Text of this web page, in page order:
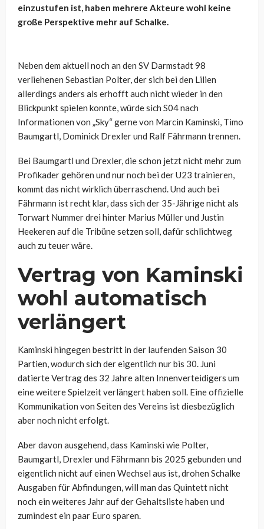
einzustufen ist, haben mehrere Akteure wohl keine
große Perspektive mehr auf Schalke.
Neben dem aktuell noch an den SV Darmstadt 98
verliehenen Sebastian Polter, der sich bei den Lilien
allerdings anders als erhofft auch nicht wieder in den
Blickpunkt spielen konnte, würde sich S04 nach
Informationen von „Sky“ gerne von Marcin Kaminski, Timo
Baumgartl, Dominick Drexler und Ralf Fährmann trennen.
Bei Baumgartl und Drexler, die schon jetzt nicht mehr zum
Profikader gehören und nur noch bei der U23 trainieren,
kommt das nicht wirklich überraschend. Und auch bei
Fährmann ist recht klar, dass sich der 35-Jährige nicht als
Torwart Nummer drei hinter Marius Müller und Justin
Heekeren auf die Tribüne setzen soll, dafür schlichtweg
auch zu teuer wäre.
Vertrag von Kaminski
wohl automatisch
verlängert
Kaminski hingegen bestritt in der laufenden Saison 30
Partien, wodurch sich der eigentlich nur bis 30. Juni
datierte Vertrag des 32 Jahre alten Innenverteidigers um
eine weitere Spielzeit verlängert haben soll. Eine offizielle
Kommunikation von Seiten des Vereins ist diesbezüglich
aber noch nicht erfolgt.
Aber davon ausgehend, dass Kaminski wie Polter,
Baumgartl, Drexler und Fährmann bis 2025 gebunden und
eigentlich nicht auf einen Wechsel aus ist, drohen Schalke
Ausgaben für Abfindungen, will man das Quintett nicht
noch ein weiteres Jahr auf der Gehaltsliste haben und
zumindest ein paar Euro sparen.